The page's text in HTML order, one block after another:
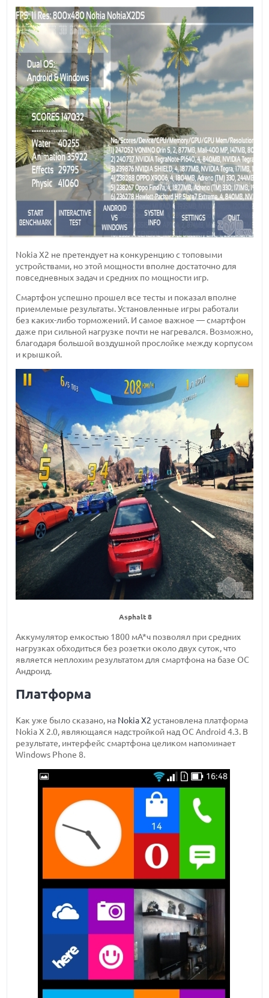
Nokia X2 не претендует на конкуренцию с топовыми
устройствами, но этой мощности вполне достаточно для
повседневных задач и средних по мощности игр.
Смартфон успешно прошел все тесты и показал вполне
приемлемые результаты. Установленные игры работали
без каких-либо торможений. И самое важное — смартфон
даже при сильной нагрузке почти не нагревался. Возможно,
благодаря большой воздушной прослойке между корпусом
и крышкой.
Asphalt 8
Аккумулятор емкостью 1800 мА*ч позволял при средних
нагрузках обходиться без розетки около двух суток, что
является неплохим результатом для смартфона на базе ОС
Андроид.
Платформа
Как уже было сказано, на Nokia X2 установлена платформа
Nokia X 2.0, являющаяся надстройкой над ОС Android 4.3. В
результате, интерфейс смартфона целиком напоминает
Windows Phone 8.